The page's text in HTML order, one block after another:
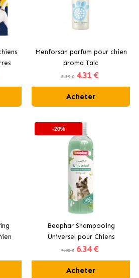
Menforsan parfum pour chien
aroma Talc
5.39 € 4.31 €
Acheter
-20%
Beaphar Shampooing
Universel pour Chiens
7.92 € 6.34 €
Acheter